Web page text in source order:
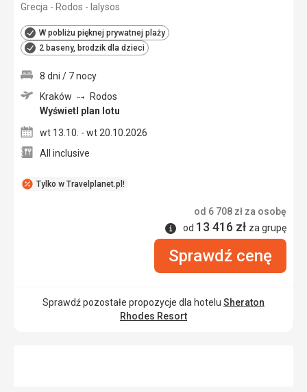
Grecja - Rodos - Ialysos
W pobliżu pięknej prywatnej plaży
2 baseny, brodzik dla dzieci
Tylko w Travelplanet.pl!
8 dni / 7 nocy
Kraków
Rodos
Wyświetl plan lotu
wt 13.10. - wt 20.10.2026
All inclusive
od 6 708 zł za osobę
Informacje
od 13 416 zł za grupę
Sprawdź cenę
Sprawdź pozostałe propozycje dla hotelu Sheraton
Rhodes Resort